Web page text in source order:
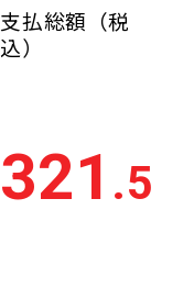
支払総額 （税
込）
321 .5